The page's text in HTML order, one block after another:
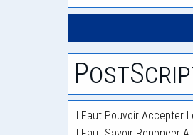
Il Faut Pouvoir Accepter